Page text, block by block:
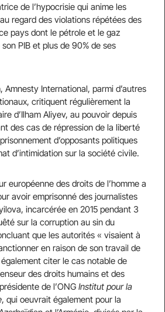
de l’hypocrisie qui anime les
regard des violations répétées des
pays dont le pétrole et le gaz
PIB et plus de 90% de ses
Amnesty International, parmi d’autres
critiquent régulièrement la
d’Ilham Aliyev, au pouvoir depuis
des cas de répression de la liberté
d’opposants politiques
d’intimidation sur la société civile.
européenne des droits de l’homme a
avoir emprisonné des journalistes
incarcérée en 2015 pendant 3
sur la corruption au sin du
que les autorités « visaient à
en raison de son travail de
citer le cas notable de
des droits humains et des
de l’ONG Institut pour la
, qui oeuvrait également pour la